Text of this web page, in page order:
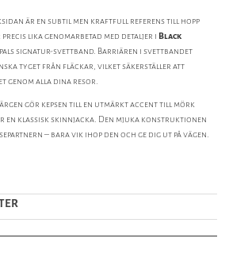
är en subtil men kraftfull referens till hopp
lika genomarbetad med detaljer i Black
signatur-svettband. Barriären i svettbandet
tyget från fläckar, vilket säkerställer att
genom alla dina resor.
gör kepsen till en utmärkt accent till mörk
en klassisk skinnjacka. Den mjuka konstruktionen
– bara vik ihop den och ge dig ut på vägen.